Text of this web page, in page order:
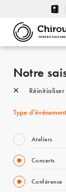
CENTRE
Notre
Type d’événement
Ateliers
Concerts
Conférence